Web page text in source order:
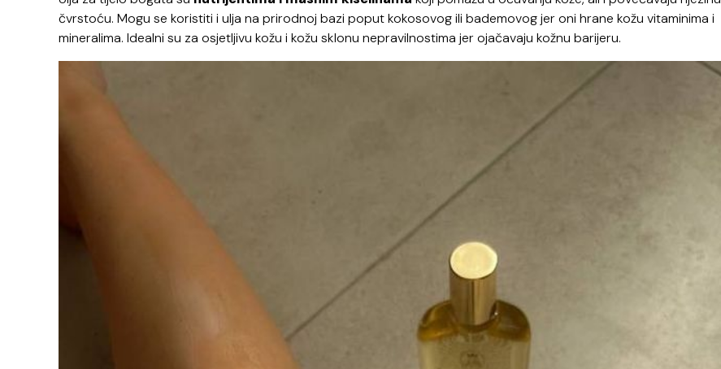
čvrstoću. Mogu se koristiti i ulja na prirodnoj bazi poput kokosovog ili bademovog jer oni hrane kožu vitaminima i
mineralima. Idealni su za osjetljivu kožu i kožu sklonu nepravilnostima jer ojačavaju kožnu barijeru.